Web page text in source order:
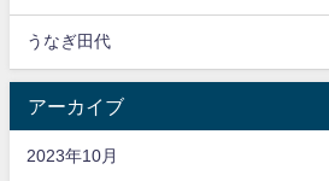
うなぎ田代
アーカイブ
2023年10月